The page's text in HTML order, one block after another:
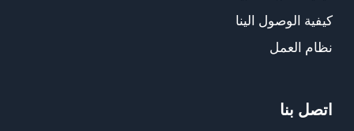
كيفية الوصول الينا
نظام العمل
اتصل بنا